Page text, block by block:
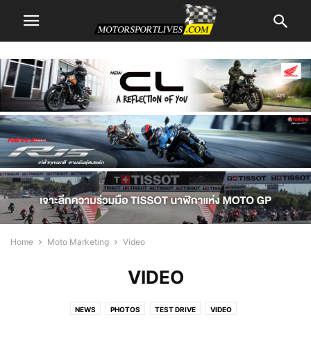
Home Moto Marketing Video
VIDEO
NEWS PHOTOS TEST DRIVE VIDEO